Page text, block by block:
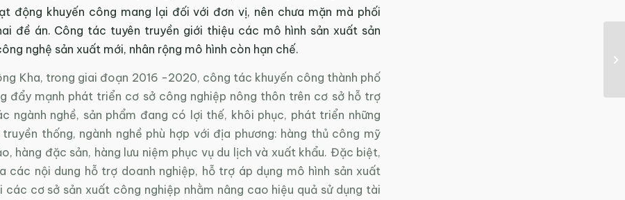
động khuyến công mang lại đối với đơn vị, nên chưa mặn mà phối
đề án. Công tác tuyên truyền giới thiệu các mô hình sản xuất sản
nghệ sản xuất mới, nhân rộng mô hình còn hạn chế.
Kha, trong giai đoạn 2016 -2020, công tác khuyến công thành phố
đẩy mạnh phát triển cơ sở công nghiệp nông thôn trên cơ sở hỗ trợ
ngành nghề, sản phẩm đang có lợi thế, khôi phục, phát triển những
truyền thống, ngành nghề phù hợp với địa phương: hàng thủ công mỹ
hàng đặc sản, hàng lưu niệm phục vụ du lịch và xuất khẩu. Đặc biệt,
các nội dung hỗ trợ doanh nghiệp, hỗ trợ áp dụng mô hình sản xuất
các cơ sở sản xuất công nghiệp nhằm nâng cao hiệu quả sử dụng tài